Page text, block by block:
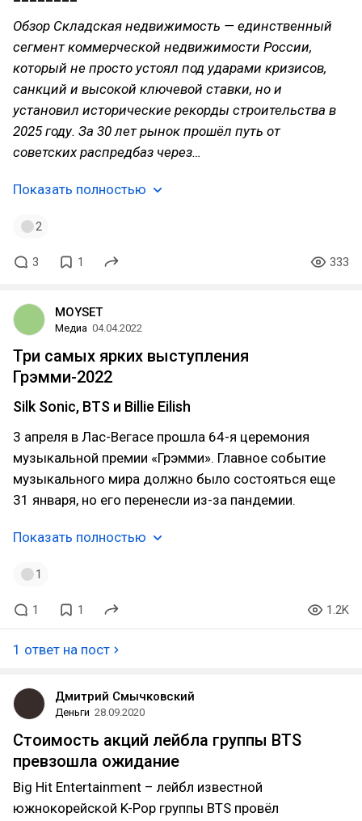
Обзор Складская недвижимость — единственный
сегмент коммерческой недвижимости России,
который не просто устоял под ударами кризисов,
санкций и высокой ключевой ставки, но и
установил исторические рекорды строительства в
2025 году. За 30 лет рынок прошёл путь от
советских распредбаз через…
Показать полностью
2
3 1 333
MOYSET
Медиа 04.04.2022
Три самых ярких выступления
Грэмми-2022
Silk Sonic, BTS и Billie Eilish
3 апреля в Лас-Вегасе прошла 64-я церемония
музыкальной премии «Грэмми». Главное событие
музыкального мира должно было состояться еще
31 января, но его перенесли из-за пандемии.
Показать полностью
1
1 1 1.2K
1 ответ на пост
Дмитрий Смычковский
Деньги 28.09.2020
Стоимость акций лейбла группы BTS
превзошла ожидание
Big Hit Entertainment – лейбл известной
южнокорейской K-Pop группы BTS провёл